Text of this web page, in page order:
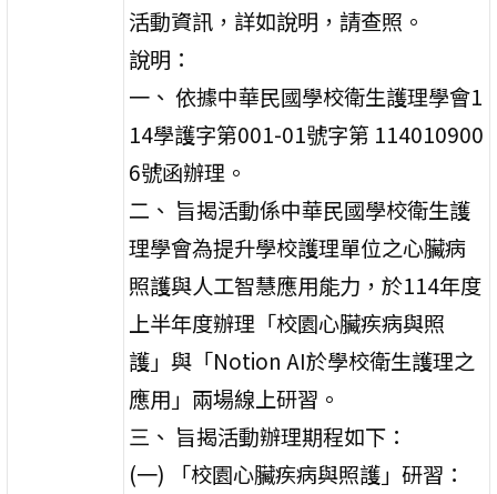
活動資訊，詳如說明，請查照。
說明：
一、 依據中華民國學校衛生護理學會1
14學護字第001-01號字第 114010900
6號函辦理。
二、 旨揭活動係中華民國學校衛生護
理學會為提升學校護理單位之心臟病
照護與人工智慧應用能力，於114年度
上半年度辦理「校園心臟疾病與照
護」與「Notion AI於學校衛生護理之
應用」兩場線上研習。
三、 旨揭活動辦理期程如下：
(一) 「校園心臟疾病與照護」研習：